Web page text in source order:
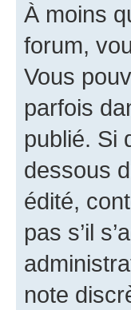
À moins
forum,
Vous
parfois
publié. Si
dessous
édité,
pas s’il
note